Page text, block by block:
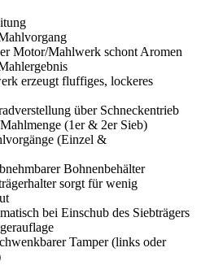
Motor/Mahlwerk schont Aromen
erzeugt fluffiges, lockeres
über Schneckentrieb
(1er & 2er Sieb)
(Einzel &
Bohnenbehälter
sorgt für wenig
bei Einschub des Siebträgers
Tamper (links oder